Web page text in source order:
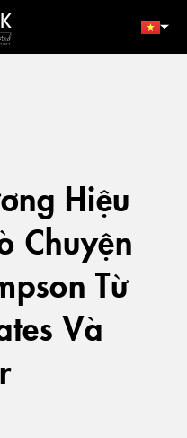
0 left-0 z-30 w-full
Hiệu
Chuyện
Từ
Và